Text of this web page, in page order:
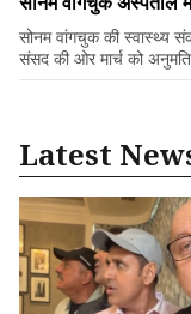
सोनम वांगचुक की स्वास्थ्य
संसद की ओर मार्च को
Latest